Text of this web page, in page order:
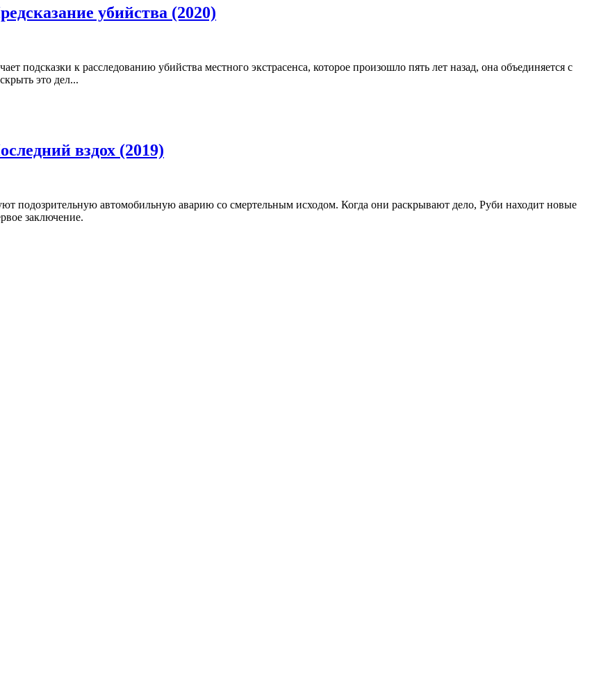
убийства (2020)
подсказки к расследованию убийства местного экстрасенса, которое произошло пять лет назад, она объединяется с
это дел...
вздох (2019)
подозрительную автомобильную аварию со смертельным исходом. Когда они раскрывают дело, Руби находит новые
заключение.